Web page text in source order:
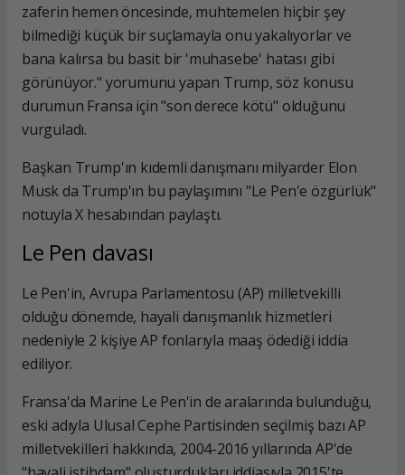
zaferin hemen öncesinde, muhtemelen hiçbir şey
bilmediği küçük bir suçlamayla onu yakalıyorlar ve
bana kalırsa bu basit bir 'muhasebe' hatası gibi
görünüyor." yorumunu yapan Trump, söz konusu
durumun Fransa için "son derece kötü" olduğunu
vurguladı.
Başkan Trump'ın kıdemli danışmanı milyarder Elon
Musk da Trump'ın bu paylaşımını "Le Pen'e özgürlük"
notuyla X hesabından paylaştı.
Le Pen davası
Le Pen'in, Avrupa Parlamentosu (AP) milletvekilli
olduğu dönemde, hayali danışmanlık hizmetleri
nedeniyle 2 kişiye AP fonlarıyla maaş ödediği iddia
ediliyor.
Fransa'da Marine Le Pen'in de aralarında bulunduğu,
eski adıyla Ulusal Cephe Partisinden seçilmiş bazı AP
milletvekilleri hakkında, 2004-2016 yıllarında AP'de